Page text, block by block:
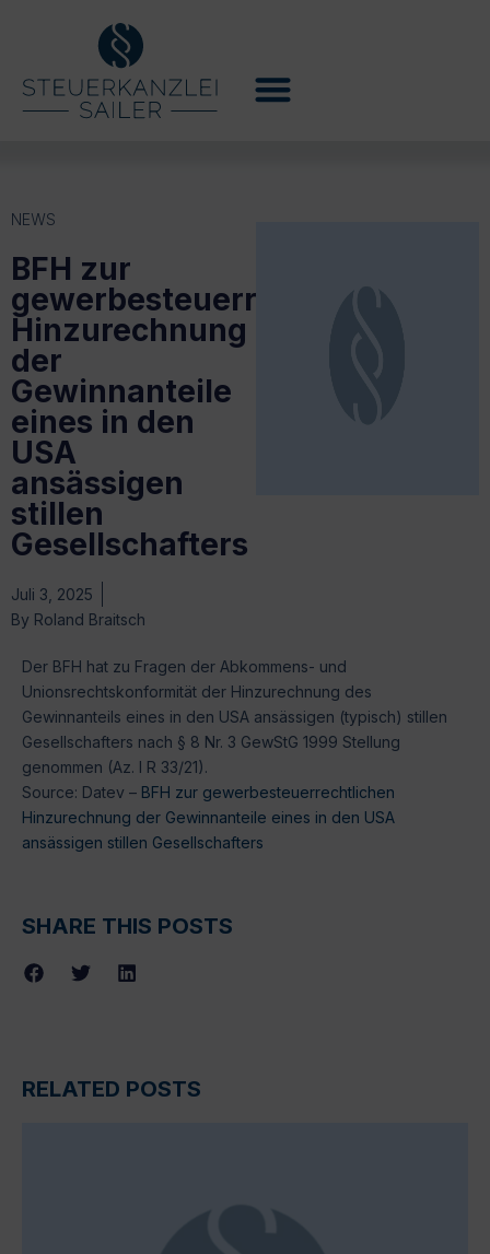
NEWS
BFH zur
gewerbesteuerrechtlichen
Hinzurechnung
der
Gewinnanteile
eines in den
USA
ansässigen
stillen
Gesellschafters
Juli 3, 2025
By Roland Braitsch
Der BFH hat zu Fragen der Abkommens- und
Unionsrechtskonformität der Hinzurechnung des
Gewinnanteils eines in den USA ansässigen (typisch) stillen
Gesellschafters nach § 8 Nr. 3 GewStG 1999 Stellung
genommen (Az. I R 33/21).
Source: Datev – BFH zur gewerbesteuerrechtlichen
Hinzurechnung der Gewinnanteile eines in den USA
ansässigen stillen Gesellschafters
SHARE THIS POSTS
RELATED POSTS